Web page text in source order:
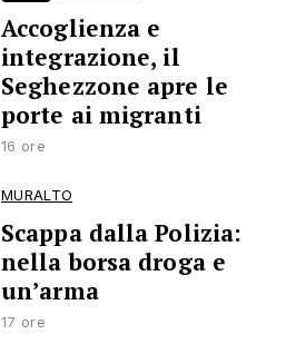
Accoglienza e
integrazione, il
Seghezzone apre le
porte ai migranti
16 ore
MURALTO
Scappa dalla Polizia:
nella borsa droga e
un’arma
17 ore